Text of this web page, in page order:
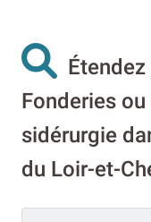
Fonderies
sidérurgie
du Loir-et-